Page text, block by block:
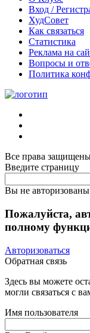
Вход /
ХудСовет
Как связаться
Статистика
Реклама на
Вопросы и
Политика
Все права
Введите страницу
Вы не авторизованы
Пожалуйста,
полному
Авторизоваться
Обратная связь
Здесь вы можете
могли связаться с
Имя пользователя